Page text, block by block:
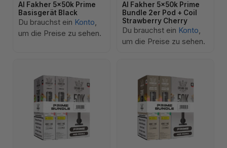
Al Fakher 5x50k Prime
Basisgerät Black
Du brauchst ein Konto,
um die Preise zu sehen.
Al Fakher 5x50k Prime
Bundle 2er Pod + Coil
Strawberry Cherry
Du brauchst ein Konto,
um die Preise zu sehen.